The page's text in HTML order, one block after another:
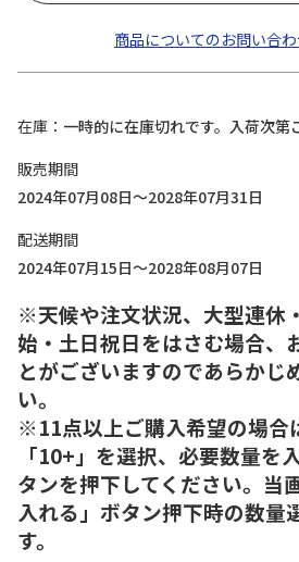
商品についてのお問い合
在庫
一時的に在庫切れです。入荷次第
販売期間
2024年07月08日～2028年07月31日
配送期間
2024年07月15日～2028年08月07日
※天候や注文状況、大型連休
始・土日祝日をはさむ場合、
とがございますのであらかじ
い。
※11点以上ご購入希望の場合
「10+」を選択、必要数量を
タンを押下してください。当
入れる」ボタン押下時の数量
す。